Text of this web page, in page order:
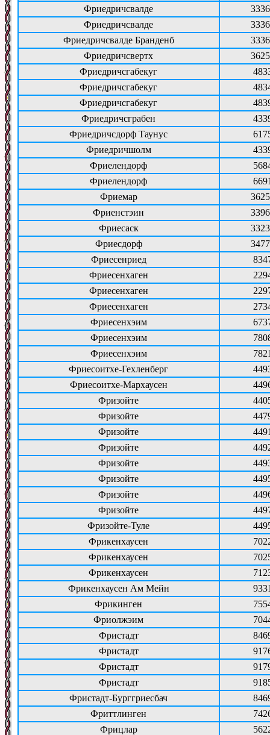
Фриедричсвалде
Фриедричсвалде
Фриедричсвалде Бранденб
Фриедричсвертх
Фриедричсгабекуг
Фриедричсгабекуг
Фриедричсгабекуг
Фриедричсграбен
Фриедричсдорф Таунус
Фриедричшолм
Фриелендорф
Фриелендорф
Фриемар
Фриенстэин
Фриесаск
Фриесдорф
Фриесенриед
Фриесенхаген
Фриесенхаген
Фриесенхаген
Фриесенхэим
Фриесенхэим
Фриесенхэим
Фриесоитхе-Гехленберг
Фриесоитхе-Мархаусен
Фризойте
Фризойте
Фризойте
Фризойте
Фризойте
Фризойте
Фризойте
Фризойте
Фризойте-Туле
Фрикенхаусен
Фрикенхаусен
Фрикенхаусен
Фрикенхаусен Ам Мейн
Фрикинген
Фриолжэим
Фристадт
Фристадт
Фристадт
Фристадт
Фристадт-Бурггриесбач
Фриттлинген
Фрицлар